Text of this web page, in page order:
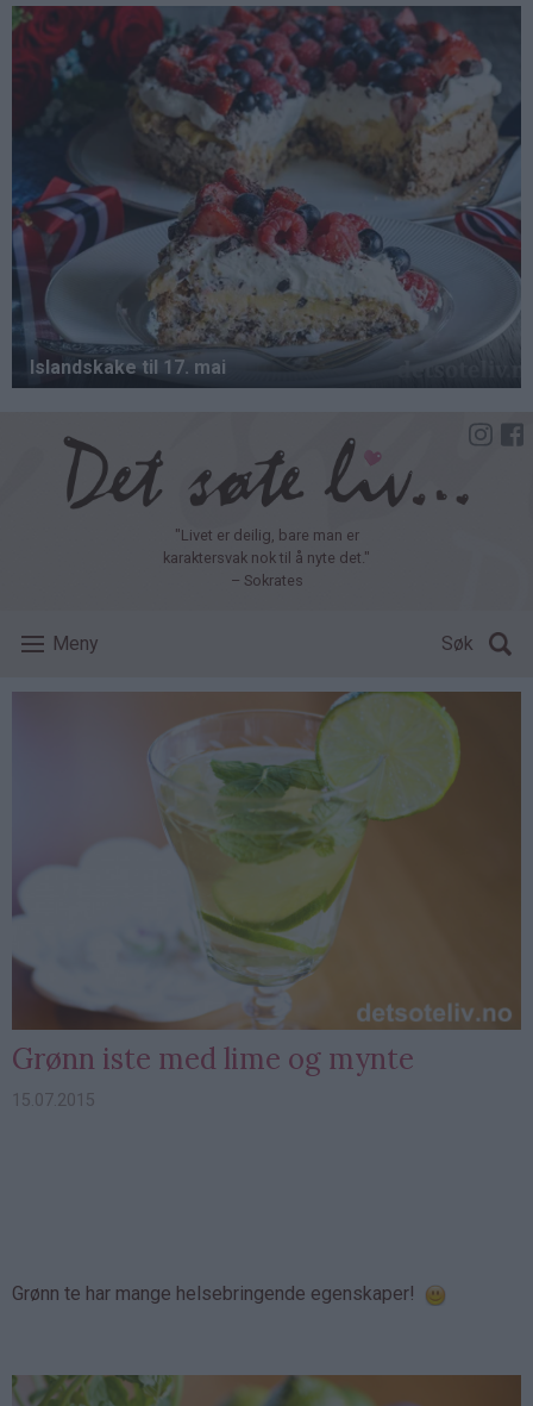
Hopp
hovedinnhold
"Livet er deilig, bare man er
karaktersvak nok til å nyte det."
– Sokrates
Meny Søk
Grønn iste med lime og mynte
15.07.2015
Grønn te har mange helsebringende egenskaper!